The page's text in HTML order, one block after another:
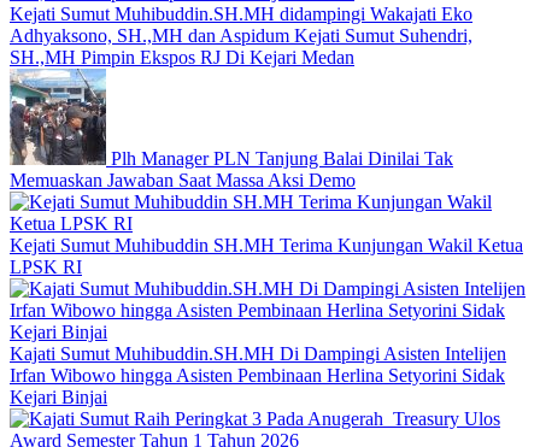
Kejati Sumut Muhibuddin.SH.MH didampingi Wakajati Eko
Adhyaksono, SH.,MH dan Aspidum Kejati Sumut Suhendri,
SH.,MH Pimpin Ekspos RJ Di Kejari Medan
Plh Manager PLN Tanjung Balai Dinilai Tak
Memuaskan Jawaban Saat Massa Aksi Demo
Kejati Sumut Muhibuddin SH.MH Terima Kunjungan Wakil Ketua
LPSK RI
Kajati Sumut Muhibuddin.SH.MH Di Dampingi Asisten Intelijen
Irfan Wibowo hingga Asisten Pembinaan Herlina Setyorini Sidak
Kejari Binjai